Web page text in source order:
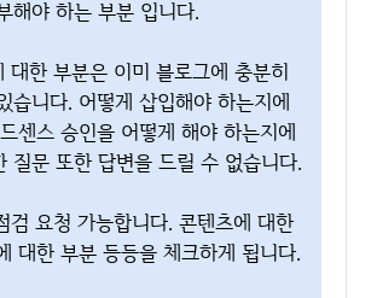
해야 하는 부분 입니다.
대한 부분은 이미 블로그에 충분히
습니다. 어떻게 삽입해야 하는지에
센스 승인을 어떻게 해야 하는지에
질문 또한 답변을 드릴 수 없습니다.
검 요청 가능합니다. 콘텐츠에 대한
대한 부분 등등을 체크하게 됩니다.